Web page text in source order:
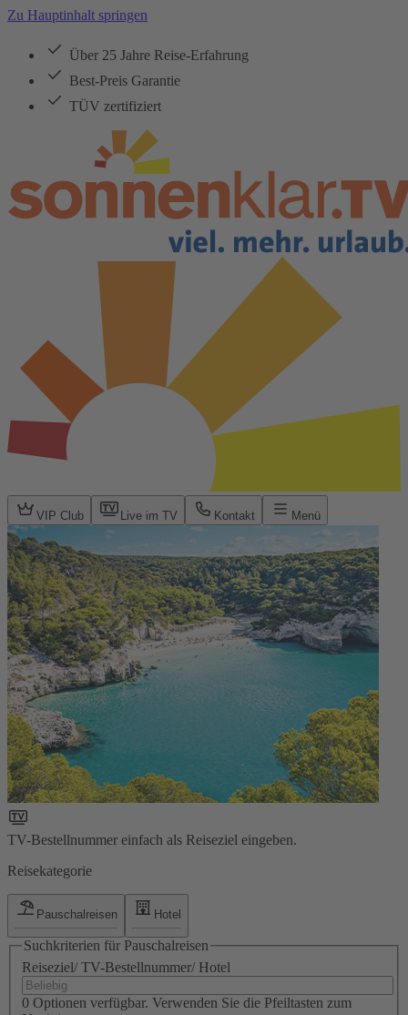
Zu Hauptinhalt springen
Über 25 Jahre Reise-Erfahrung
Best-Preis Garantie
TÜV zertifiziert
VIP Club Live im TV Kontakt Menü
TV-Bestellnummer einfach als Reiseziel eingeben.
Reisekategorie
Pauschalreisen Hotel
Suchkriterien für Pauschalreisen
Reiseziel/ TV-Bestellnummer/ Hotel
0 Optionen verfügbar. Verwenden Sie die Pfeiltasten zum